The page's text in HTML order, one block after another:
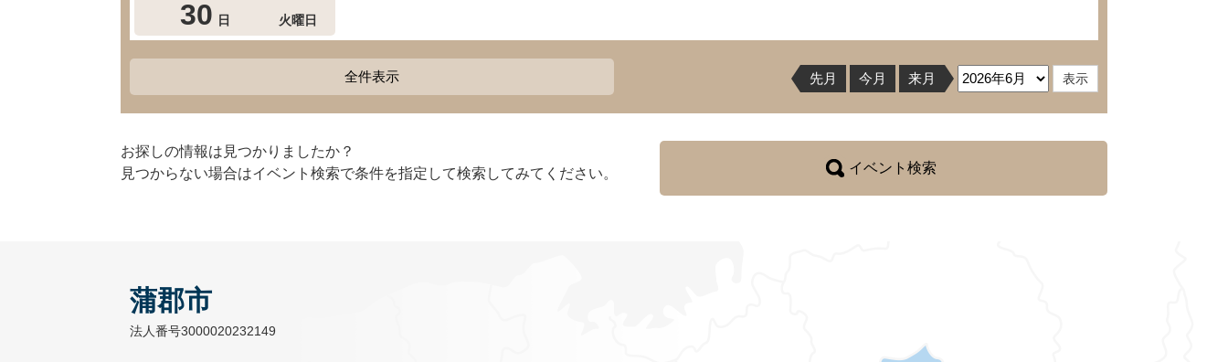
30 日 火曜日
全件表示 先月 今月 来月
お探しの情報は見つかりましたか？
見つからない場合はイベント検索で条件を指定して検索してみてください。
イベント検索
蒲郡市
法人番号3000020232149